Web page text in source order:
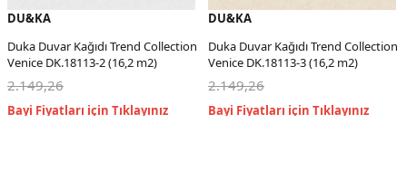
DU&KA
Duka Duvar Kağıdı Trend Collection
Venice DK.18113-2 (16,2 m2)
2.149,26
DU&KA
Duka Duvar Kağıdı Trend Collection
Venice DK.18113-3 (16,2 m2)
2.149,26